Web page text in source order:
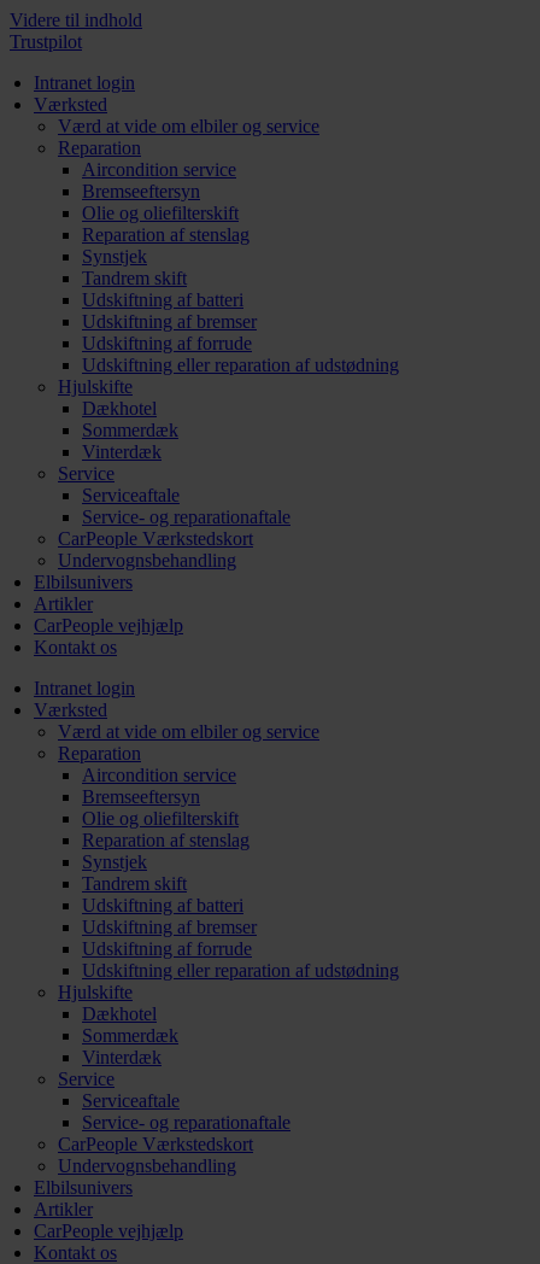
Videre til indhold
Trustpilot
Intranet login
Værksted
Værd at vide om elbiler og service
Reparation
Aircondition service
Bremseeftersyn
Olie og oliefilterskift
Reparation af stenslag
Synstjek
Tandrem skift
Udskiftning af batteri
Udskiftning af bremser
Udskiftning af forrude
Udskiftning eller reparation af udstødning
Hjulskifte
Dækhotel
Sommerdæk
Vinterdæk
Service
Serviceaftale
Service- og reparationaftale
CarPeople Værkstedskort
Undervognsbehandling
Elbilsunivers
Artikler
CarPeople vejhjælp
Kontakt os
Intranet login
Værksted
Værd at vide om elbiler og service
Reparation
Aircondition service
Bremseeftersyn
Olie og oliefilterskift
Reparation af stenslag
Synstjek
Tandrem skift
Udskiftning af batteri
Udskiftning af bremser
Udskiftning af forrude
Udskiftning eller reparation af udstødning
Hjulskifte
Dækhotel
Sommerdæk
Vinterdæk
Service
Serviceaftale
Service- og reparationaftale
CarPeople Værkstedskort
Undervognsbehandling
Elbilsunivers
Artikler
CarPeople vejhjælp
Kontakt os